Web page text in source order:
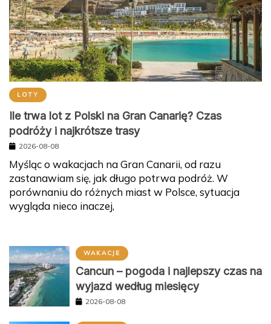
LOTY
Ile trwa lot z Polski na Gran Canarię? Czas
podróży i najkrótsze trasy
2026-08-08
Myśląc o wakacjach na Gran Canarii, od razu
zastanawiam się, jak długo potrwa podróż. W
porównaniu do różnych miast w Polsce, sytuacja
wygląda nieco inaczej,
WAKACJE
Cancun – pogoda i najlepszy czas na
wyjazd według miesięcy
2026-08-08